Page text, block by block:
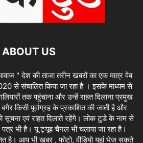
ABOUT US
" देश की ताजा तरीन खबरों का एक मात्र वेब
से संचालित किया जा रहा है । इसके माध्यम से
तक पहुंचाना और उन्हें राहत दिलाना प्रमुख
किसी पूर्वाग्रह के प्रकाशित की जाती है और
सूचना एवं राहत दिलाते रहेंगे। लोक टुडे के नाम से
पत्र भी है। यू ट्यूब चैनल भी चलाया जा रहा है।
है। आप भी खबर , फोटो, वीडियो यहां भेज सकते